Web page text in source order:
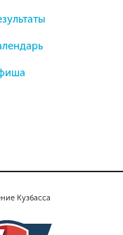
Кузбасса